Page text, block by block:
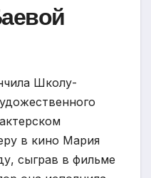
Школу-
в кино Мария
сыграв в фильме